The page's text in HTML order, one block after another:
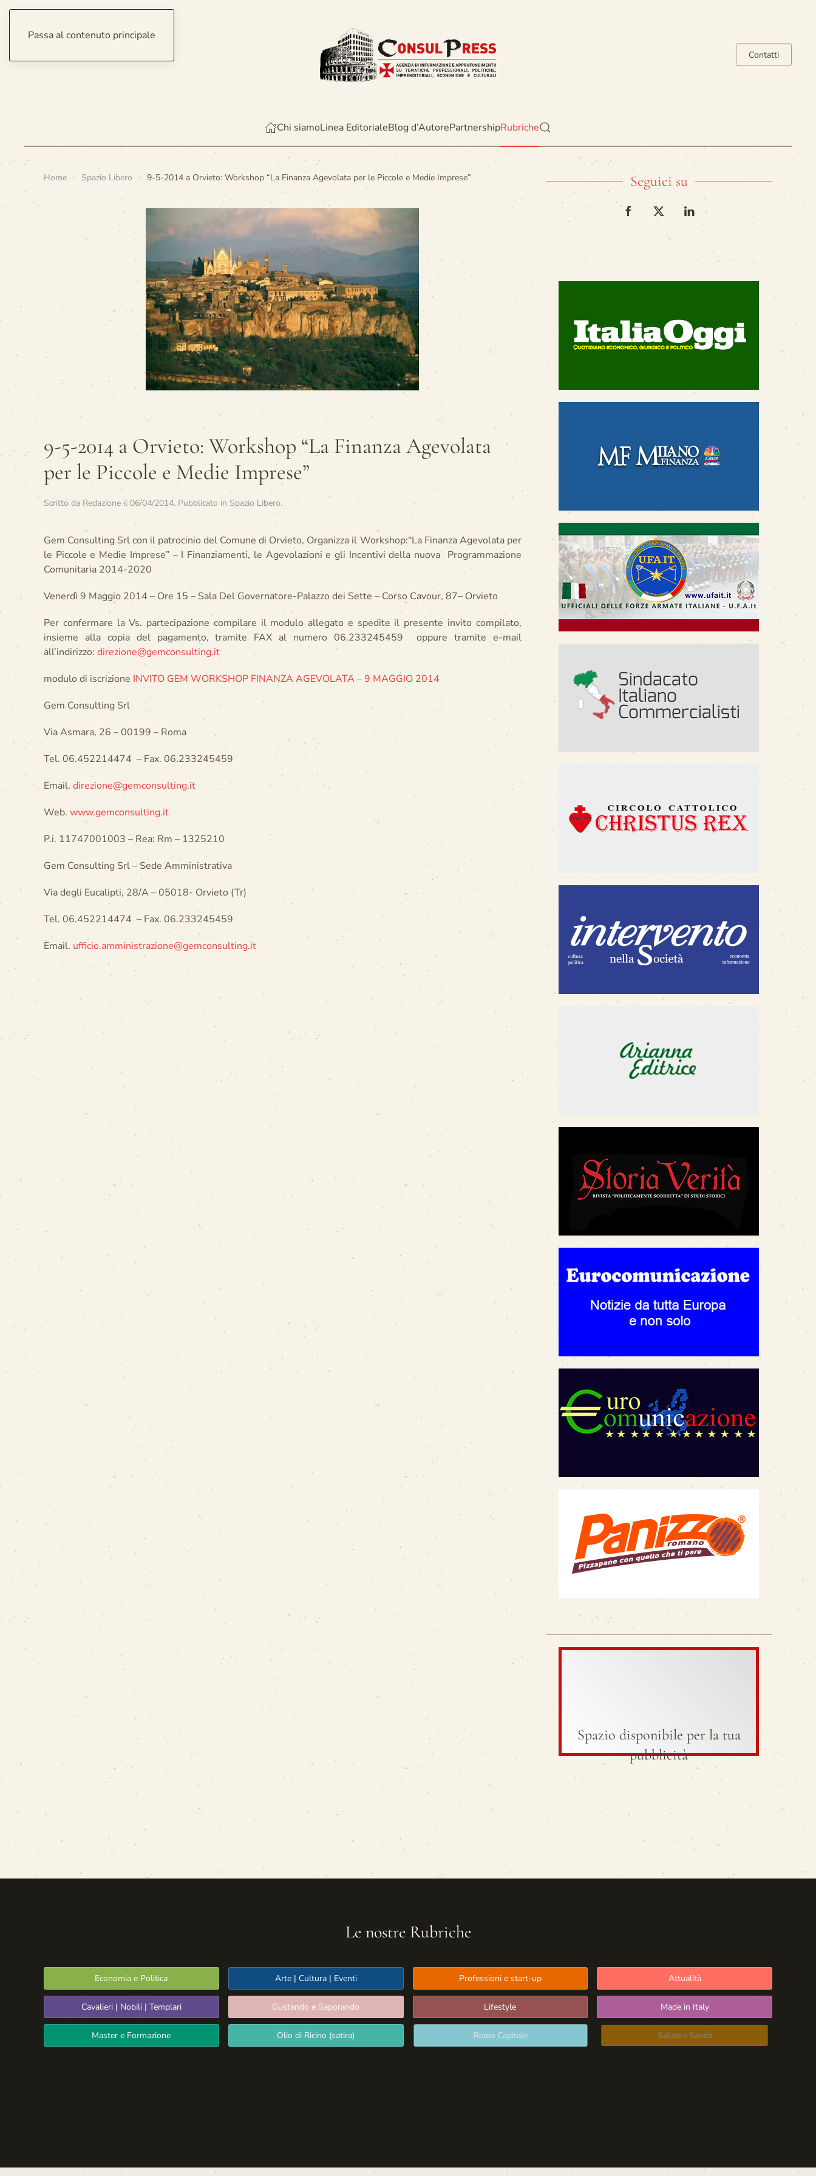
Passa al contenuto principale
Contatti
Chi siamoLinea EditorialeBlog d’AutorePartnershipRubriche
Home Spazio Libero 9-5-2014 a Orvieto: Workshop “La Finanza Agevolata per le Piccole e Medie Imprese”
9-5-2014 a Orvieto: Workshop “La Finanza Agevolata
per le Piccole e Medie Imprese”
Scritto da Redazioneil 06/04/2014. Pubblicato in Spazio Libero.
Gem Consulting Srl con il patrocinio del Comune di Orvieto, Organizza il Workshop:“La Finanza Agevolata per
le Piccole e Medie Imprese” – I Finanziamenti, le Agevolazioni e gli Incentivi della nuova Programmazione
Comunitaria 2014-2020
Venerdì 9 Maggio 2014 – Ore 15 – Sala Del Governatore-Palazzo dei Sette – Corso Cavour, 87– Orvieto
Per confermare la Vs. partecipazione compilare il modulo allegato e spedite il presente invito compilato,
insieme alla copia del pagamento, tramite FAX al numero 06.233245459 oppure tramite e-mail
all’indirizzo: direzione@gemconsulting.it
modulo di iscrizione INVITO GEM WORKSHOP FINANZA AGEVOLATA – 9 MAGGIO 2014
Gem Consulting Srl
Via Asmara, 26 – 00199 – Roma
Tel. 06.452214474 – Fax. 06.233245459
Email. direzione@gemconsulting.it
Web. www.gemconsulting.it
P.i. 11747001003 – Rea: Rm – 1325210
Gem Consulting Srl – Sede Amministrativa
Via degli Eucalipti, 28/A – 05018- Orvieto (Tr)
Tel. 06.452214474 – Fax. 06.233245459
Email. ufficio.amministrazione@gemconsulting.it
Seguici su
Spazio disponibile per la tua
pubblicità
Le nostre Rubriche
Economia e Politica Arte | Cultura | Eventi Professioni e start-up Attualità
Cavalieri | Nobili | Templari Gustando e Saporando Lifestyle Made in Italy
Master e Formazione Olio di Ricino (satira) Roma Capitale Salute e Sanità